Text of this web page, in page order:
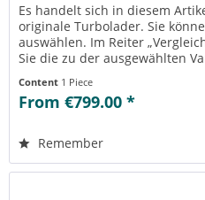
Es handelt sich in diesem
originale Turbolader. Sie
auswählen. Im Reiter
Sie die zu der ausgewählten
Content 1 Piece
From €799.00 *
Remember